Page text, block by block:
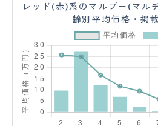
レッド(赤)系のマルプー(マル
齢別平均価格・掲